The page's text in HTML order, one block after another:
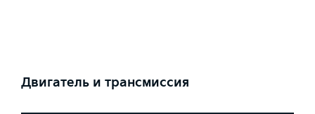
Двигатель и трансмиссия